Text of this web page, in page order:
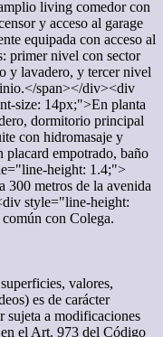
living comedor con
y acceso al garage
equipada con acceso al
primer nivel con sector
y lavadero, y tercer nivel
span></div><div
size: 14px;">En planta
dormitorio principal
con hidromasaje y
placard empotrado, baño
height: 1.4;">
metros de la avenida
style="line-height:
con Colega.
valores,
es de carácter
sujeta a modificaciones
el Art. 973 del Código